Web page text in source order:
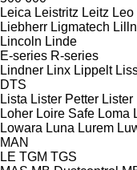
Leica Leistritz Leitz Leo
Liebherr Ligmatech
Lincoln Linde
E-series R-series
Lindner Linx Lippelt
DTS
Lista Lister Petter Lister
Loher Loire Safe Loma
Lowara Luna Lurem
MAN
LE TGM TGS